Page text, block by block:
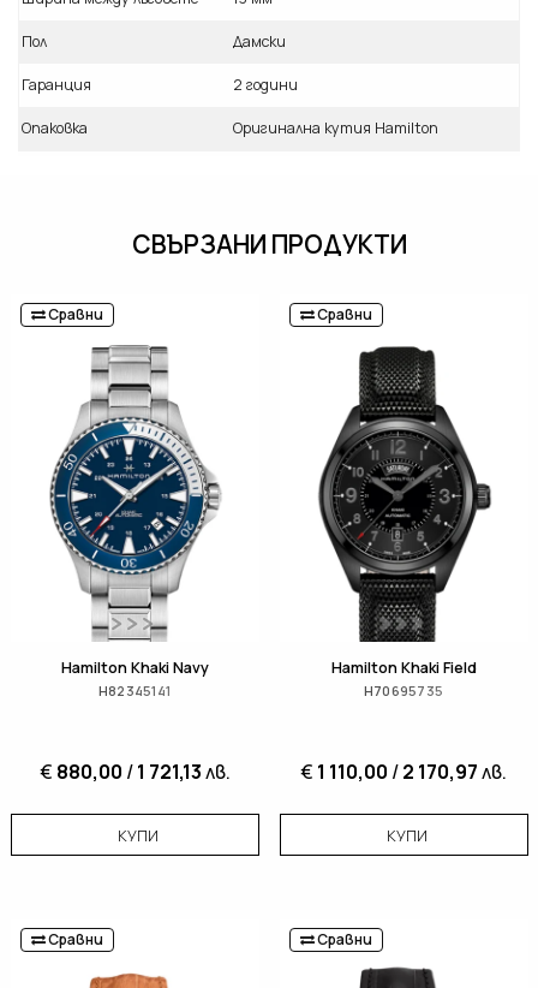
Пол Дамски
Гаранция 2 години
Опаковка Оригинална кутия Hamilton
СВЪРЗАНИ ПРОДУКТИ
Сравни
Hamilton Khaki Navy
H82345141
€ 880,00 /1 721,13лв.
КУПИ
Сравни
Hamilton Khaki Field
H70695735
€ 1 110,00 /2 170,97лв.
КУПИ
Сравни Сравни